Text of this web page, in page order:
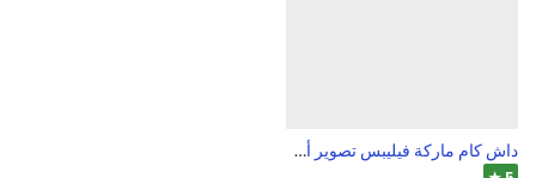
داش كام ماركة فيليبس تصوير أمامي فل إتش دي FHd